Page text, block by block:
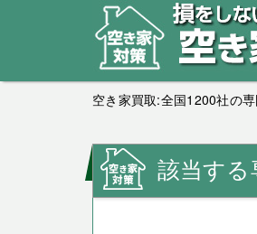
空き家買取:全国1200社の
該当する